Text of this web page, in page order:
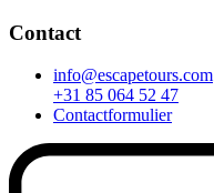
Contact
info@escapetours.com
+31 85 064 52 47
Contactformulier